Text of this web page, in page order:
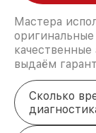
Мастера
выдаём
Сколько